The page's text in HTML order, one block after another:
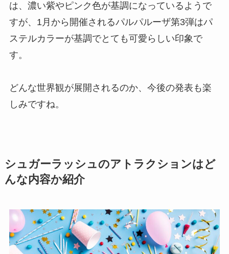
は、濃い紫やピンク色が基調になっているようで
すが、1月から開催されるパルパルーザ第3弾はパ
ステルカラーが基調でとても可愛らしい印象で
す。
どんな世界観が展開されるのか、今後の発表も楽
しみですね。
シュガーラッシュのアトラクションはど
んな内容か紹介